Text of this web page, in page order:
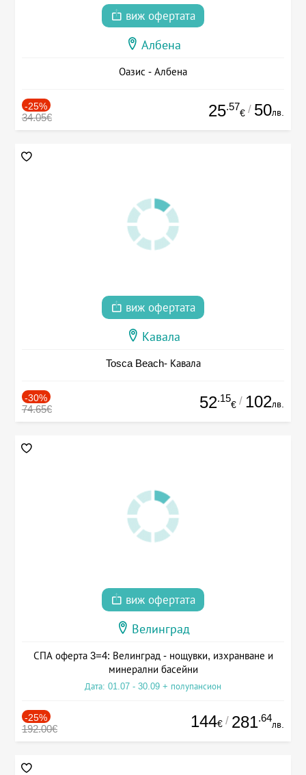
виж офертата
Албена
Оазис - Албена
-25%
34.05€ 25.57
€ / 50лв.
виж офертата
Кавала
Tosca Beach- Кавала
-30%
74.65€ 52.15
€ / 102лв.
виж офертата
Велинград
СПА оферта 3=4: Велинград - нощувки, изхранване и
минерални басейни
Дата: 01.07 - 30.09 + полупансион
-25%
192.00€ 144€ / 281.64
лв.